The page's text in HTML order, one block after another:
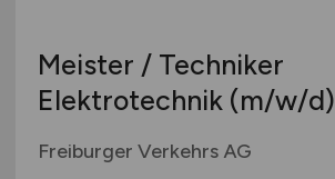
Meister / Techniker
Elektrotechnik (m/w/d)
Freiburger Verkehrs AG